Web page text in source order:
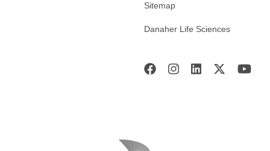
Sitemap
Danaher Life Sciences